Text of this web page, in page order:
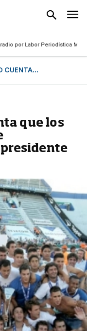
Labor Periodística Masculina
CUENTA...
que los
presidente